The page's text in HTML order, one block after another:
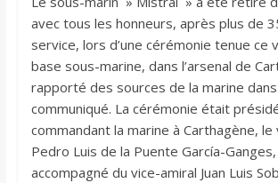
avec tous les honneurs, après plus de
service, lors d’une cérémonie tenue ce
base sous-marine, dans l’arsenal de
rapporté des sources de la marine dans
communiqué. La cérémonie était
commandant la marine à Carthagène, le
Pedro Luis de la Puente García-
accompagné du vice-amiral Juan Luis